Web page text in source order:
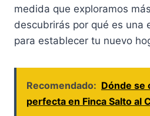
medida que exploramos
descubrirás por qué es una
para establecer tu nuevo
Recomendado: Dónde se
perfecta en Finca Salto al